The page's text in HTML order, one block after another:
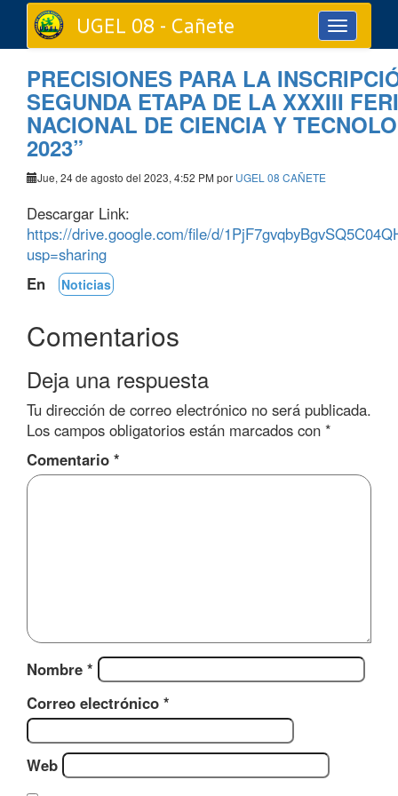
Toggle
navigation
UGEL 08 - Cañete
PRECISIONES PARA LA
SEGUNDA ETAPA DE LA XXXIII
NACIONAL DE CIENCIA Y
2023”
Jue, 24 de agosto del 2023, 4:52 PM por UGEL 08 CAÑETE
Descargar Link:
https://drive.google.com/file/d/
usp=sharing
En
Noticias
Comentarios
Deja una respuesta
Tu dirección de correo electrónico no será publicada.
Los campos obligatorios están marcados con *
Comentario *
Nombre *
Correo electrónico *
Web